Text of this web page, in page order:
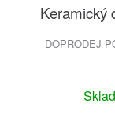
Keramický
DOPRODEJ